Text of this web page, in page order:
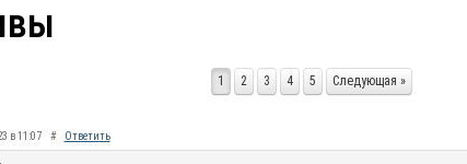
1 2 3 4 5 Следующая »
в 11:07 # Ответить